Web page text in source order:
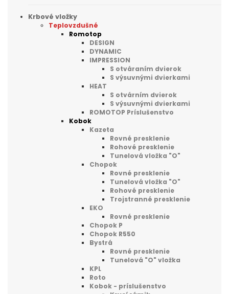
Krbové vložky
Teplovzdušné
Romotop
DESIGN
DYNAMIC
IMPRESSION
S otváraním dvierok
S výsuvnými dvierkami
HEAT
S otvárním dvierok
S výsuvnými dvierkami
ROMOTOP Príslušenstvo
Kobok
Kazeta
Rovné presklenie
Rohové presklenie
Tunelová vložka "O"
Chopok
Rovné presklenie
Tunelová vložka "O"
Rohové presklenie
Trojstranné presklenie
EKO
Rovné presklenie
Chopok P
Chopok R550
Bystrá
Rovné presklenie
Tunelová "O" vložka
KPL
Roto
Kobok - príslušenstvo